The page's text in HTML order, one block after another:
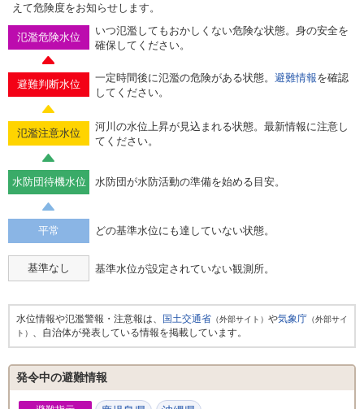
えて危険度をお知らせします。
氾濫危険水位
いつ氾濫してもおかしくない危険な状態。身の安全を
確保してください。
避難判断水位
一定時間後に氾濫の危険がある状態。 避難情報を確認
してください。
氾濫注意水位
河川の水位上昇が見込まれる状態。最新情報に注意し
てください。
水防団待機水位 水防団が水防活動の準備を始める目安。
平常 どの基準水位にも達していない状態。
基準なし 基準水位が設定されていない観測所。
水位情報や氾濫警報・注意報は、 国土交通省 （外部サイト） や気象庁 （外部サイ
ト） 、自治体が発表している情報を掲載しています。
発令中の避難情報